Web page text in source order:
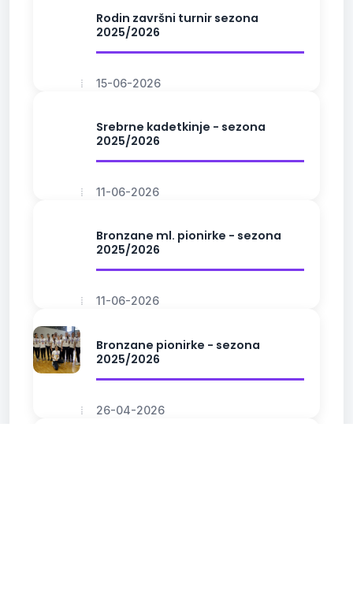
Rodin završni turnir sezona
2025/2026
15-06-2026
Srebrne kadetkinje - sezona
2025/2026
11-06-2026
Bronzane ml. pionirke - sezona
2025/2026
11-06-2026
Bronzane pionirke - sezona
2025/2026
26-04-2026